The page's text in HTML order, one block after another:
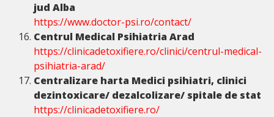
jud Alba
https://www.doctor-psi.ro/contact/
Centrul Medical Psihiatria Arad
https://clinicadetoxifiere.ro/clinici/centrul-medical-
psihiatria-arad/
Centralizare harta Medici psihiatri, clinici
dezintoxicare/ dezalcolizare/ spitale de stat
https://clinicadetoxifiere.ro/